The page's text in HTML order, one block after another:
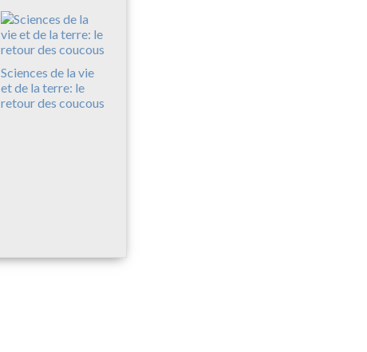
Sciences de la vie
et de la terre: le
retour des coucous